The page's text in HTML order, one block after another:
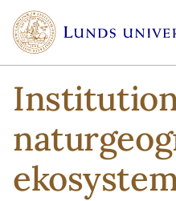
Hoppa till huvudinnehåll
Hoppa till huvudinnehåll